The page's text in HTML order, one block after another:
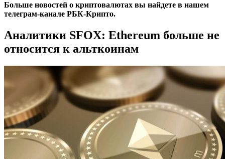
Больше новостей о криптовалютах вы найдете в нашем
телеграм-канале РБК-Крипто.
Аналитики SFOX: Ethereum больше не
относится к альткоинам